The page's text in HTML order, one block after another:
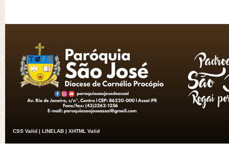
CSS Valid | LINELAB | XHTML Valid